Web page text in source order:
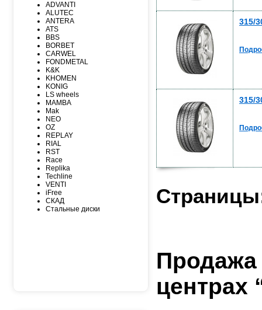
MATADOR
MAXXIS
MICHELIN
MIRAGE
NEXEN
NITTO
NOKIAN
NOKIAN NORDMAN
Nordman Nordman
ONYX
PACE
PIRELLI
PIRELLI Formula
ROADCRUZA
ROADKING
ROADMARCH
ROADSTONE
ROTALLA
SAILUN
SATOYA
SONIX
SUNFULL
TIGAR
TORERO
TORQUE
TOURADOR
ADVANTI
ALUTEC
ANTERA
ATS
BBS
BORBET
CARWEL
FONDMETAL
K&K
KHOMEN
KONIG
LS wheels
MAMBA
Mak
NEO
OZ
REPLAY
RIAL
RST
Race
Replika
Techline
VENTI
iFree
СКАД
Стальные диски
315/
315/
центрах